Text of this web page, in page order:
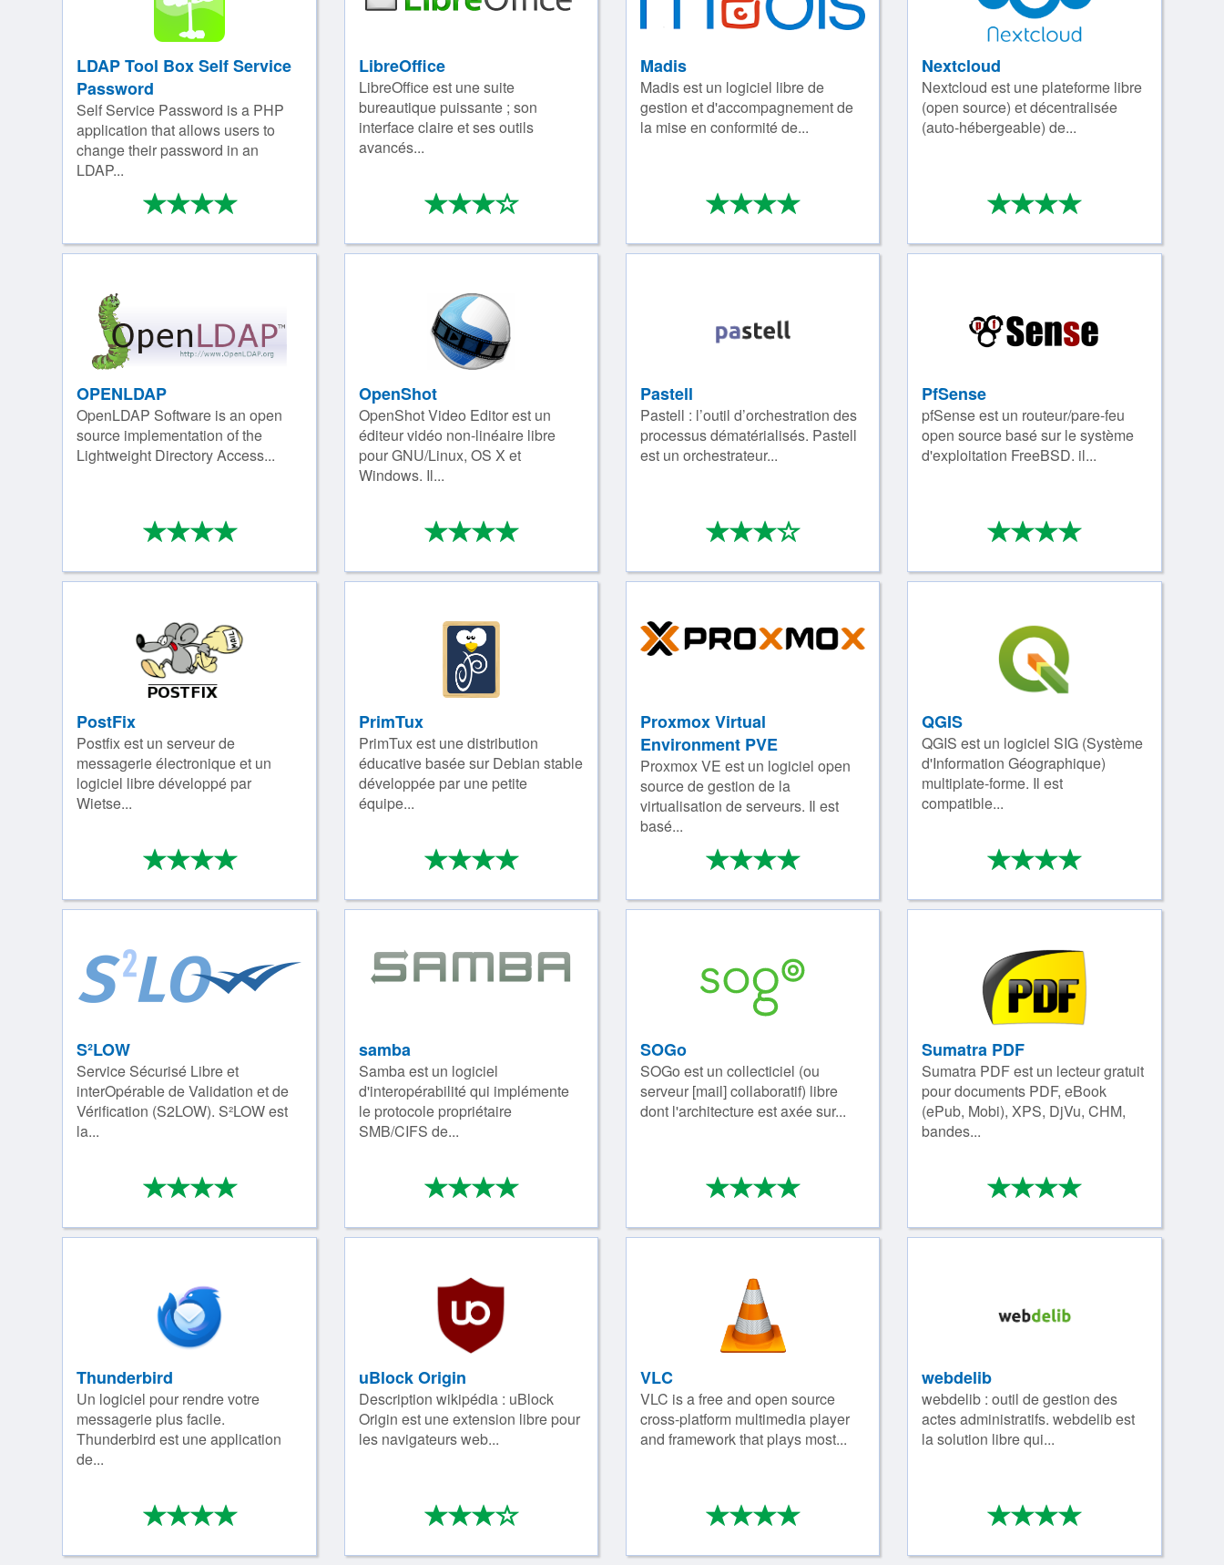
LDAP Tool Box Self Service
Password
Self Service Password is a PHP
application that allows users to
change their password in an
LDAP...
****
4/4
LibreOffice
LibreOffice est une suite
bureautique puissante ; son
interface claire et ses outils
avancés...
****
3/4
Madis
Madis est un logiciel libre de
gestion et d'accompagnement de
la mise en conformité de...
***
Nextcloud
Nextcloud est une plateforme libre
(open source) et décentralisée
(auto-hébergeable) de...
***
OPENLDAP
OpenLDAP Software is an open
source implementation of the
Lightweight Directory Access...
****
4/4
OpenShot
OpenShot Video Editor est un
éditeur vidéo non-linéaire libre
pour GNU/Linux, OS X et
Windows. Il...
****
4/4
Pastell
Pastell : l’outil d’orchestration des
processus dématérialisés. Pastell
est un orchestrateur...
***
PfSense
pfSense est un routeur/pare-feu
open source basé sur le système
d'exploitation FreeBSD. il...
***
PostFix
Postfix est un serveur de
messagerie électronique et un
logiciel libre développé par
Wietse...
****
4/4
PrimTux
PrimTux est une distribution
éducative basée sur Debian stable
développée par une petite
équipe...
****
4/4
Proxmox Virtual
Environment PVE
Proxmox VE est un logiciel open
source de gestion de la
virtualisation de serveurs. Il est
basé...
***
QGIS
QGIS est un logiciel SIG (Système
d'Information Géographique)
multiplate-forme. Il est
compatible...
***
S²LOW
Service Sécurisé Libre et
interOpérable de Validation et de
Vérification (S2LOW). S²LOW est
la...
****
4/4
samba
Samba est un logiciel
d'interopérabilité qui implémente
le protocole propriétaire
SMB/CIFS de...
****
4/4
SOGo
SOGo est un collecticiel (ou
serveur [mail] collaboratif) libre
dont l'architecture est axée sur...
***
Sumatra PDF
Sumatra PDF est un lecteur gratuit
pour documents PDF, eBook
(ePub, Mobi), XPS, DjVu, CHM,
bandes...
***
Thunderbird
Un logiciel pour rendre votre
messagerie plus facile.
Thunderbird est une application
de...
****
4/4
uBlock Origin
Description wikipédia : uBlock
Origin est une extension libre pour
les navigateurs web...
****
3/4
VLC
VLC is a free and open source
cross-platform multimedia player
and framework that plays most...
***
webdelib
webdelib : outil de gestion des
actes administratifs. webdelib est
la solution libre qui...
***